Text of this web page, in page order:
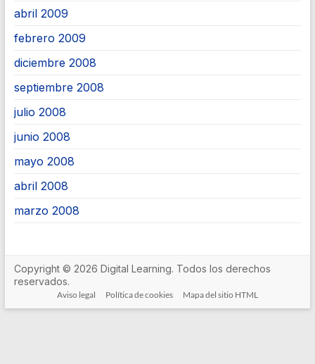
abril 2009
febrero 2009
diciembre 2008
septiembre 2008
julio 2008
junio 2008
mayo 2008
abril 2008
marzo 2008
Copyright © 2026 Digital Learning. Todos los derechos
reservados.
Aviso legal Política de cookies Mapa del sitio HTML